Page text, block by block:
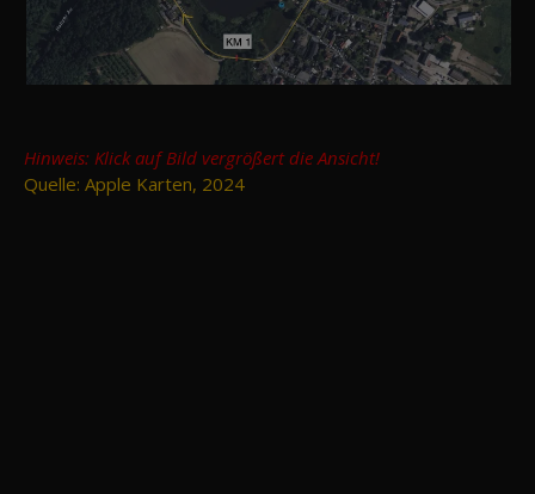
Hinweis: Klick auf Bild vergrößert die Ansicht!
Quelle: Apple Karten, 2024